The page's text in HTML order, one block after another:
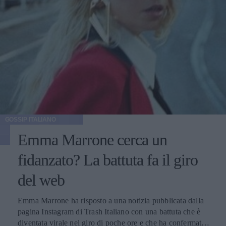
Emma Marrone cerca un
fidanzato? La battuta fa il giro
del web
Emma Marrone ha risposto a una notizia pubblicata dalla
pagina Instagram di Trash Italiano con una battuta che è
diventata virale nel giro di poche ore e che ha confermato